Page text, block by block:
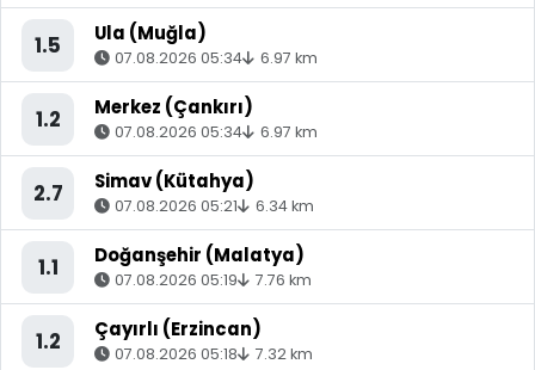
1.5 Ula (Muğla)
07.08.2026 05:34 6.97 km
1.2 Merkez (Çankırı)
07.08.2026 05:34 6.97 km
2.7 Simav (Kütahya)
07.08.2026 05:21 6.34 km
1.1 Doğanşehir (Malatya)
07.08.2026 05:19 7.76 km
1.2 Çayırlı (Erzincan)
07.08.2026 05:18 7.32 km